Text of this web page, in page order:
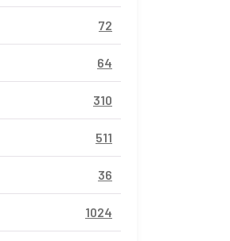
72
64
310
511
36
1024